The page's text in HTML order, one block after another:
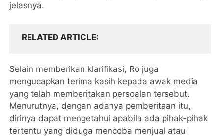
jelasnya.
RELATED ARTICLE
Selain memberikan klarifikasi, Ro juga
mengucapkan terima kasih kepada awak media
yang telah memberitakan persoalan tersebut.
Menurutnya, dengan adanya pemberitaan itu,
dirinya dapat mengetahui apabila ada pihak-pihak
tertentu yang diduga mencoba menjual atau